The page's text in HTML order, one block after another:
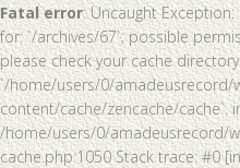
Fatal error: Uncaught
for: `/archives/67`; possible
please check your cache
`/home/users/0/amadeusrecord/
content/cache/zencache/cache`.
/home/users/0/amadeusrecord/
cache.php:1050 Stack trace: #0